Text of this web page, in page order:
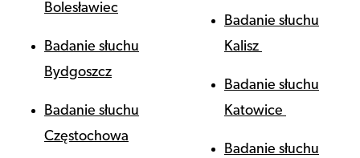
Bolesławiec
Badanie słuchu
Bydgoszcz
Badanie słuchu
Częstochowa
Badanie słuchu
Kalisz
Badanie słuchu
Katowice
Badanie słuchu